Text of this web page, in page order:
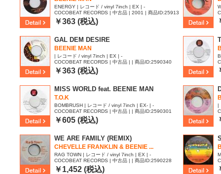
ENERGY | レコード / vinyl 7inch | EX | -
COCOBEAT RECORDS | 中古品 | 2001 | 商品ID:25913
87
￥363 (税込)
GAL DEM DESIRE
BEENIE MAN
| レコード / vinyl 7inch | EX | -
COCOBEAT RECORDS | 中古品 | | 商品ID:2590340
￥363 (税込)
MISS WORLD feat. BEENIE MAN
T.O.K
BOMBRUSH | レコード / vinyl 7inch | EX- | -
COCOBEAT RECORDS | 中古品 | | 商品ID:2590301
￥605 (税込)
|
WE ARE FAMILY (REMIX)
CHEVELLE FRANKLIN & BEENIE ...
RAG TOWN | レコード / vinyl 7inch | EX | -
COCOBEAT RECORDS | 中古品 | | 商品ID:2590228
￥1,452 (税込)